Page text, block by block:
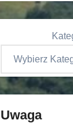
Uwaga